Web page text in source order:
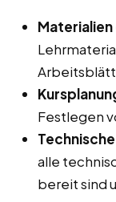
Festlegen
alle
bereit sind